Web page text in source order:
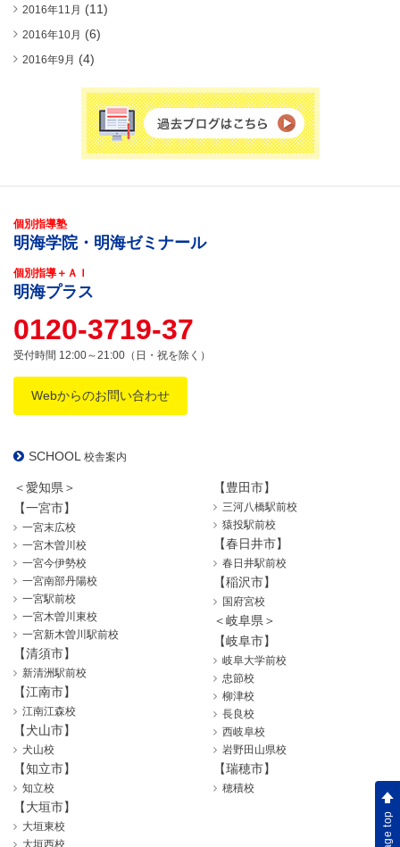
2016年11月 (11)
2016年10月 (6)
2016年9月 (4)
個別指導塾
明海学院・明海ゼミナール
個別指導＋ＡＩ
明海プラス
0120-3719-37
受付時間 12:00～21:00（日・祝を除く）
Webからのお問い合わせ
SCHOOL 校舎案内
＜愛知県＞
【一宮市】
一宮末広校
一宮木曽川校
一宮今伊勢校
一宮南部丹陽校
一宮駅前校
一宮木曽川東校
一宮新木曽川駅前校
【清須市】
新清洲駅前校
【江南市】
江南江森校
【犬山市】
犬山校
【知立市】
知立校
【豊田市】
三河八橋駅前校
猿投駅前校
【春日井市】
春日井駅前校
【稲沢市】
国府宮校
＜岐阜県＞
【岐阜市】
岐阜大学前校
忠節校
柳津校
長良校
西岐阜校
岩野田山県校
【瑞穂市】
穂積校
【大垣市】
大垣東校
大垣西校
page top